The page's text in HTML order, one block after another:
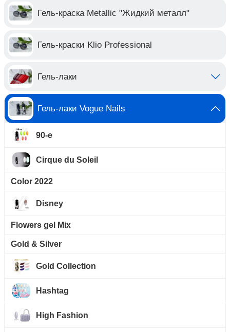
Гель-краска Metallic "Жидкий металл"
Гель-краски Klio Professional
Гель-лаки
Гель-лаки Vogue Nails
90-е
Cirque du Soleil
Color 2022
Disney
Flowers gel Mix
Gold & Silver
Gold Collection
Hashtag
High Fashion